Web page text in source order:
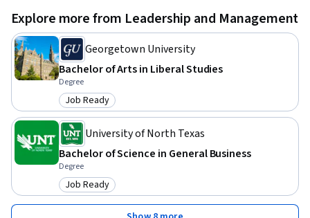
Explore more from Leadership and Management
Georgetown University
Bachelor of Arts in Liberal Studies
Degree
Category: Job Ready
Job Ready
University of North Texas
Bachelor of Science in General Business
Degree
Category: Job Ready
Job Ready